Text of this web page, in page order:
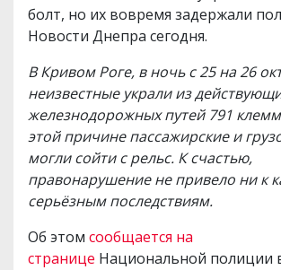
болт, но их вовремя задержали
Новости Днепра сегодня.
В Кривом Роге, в ночь с 25 на 26
неизвестные украли из
железнодорожных путей 791
этой причине пассажирские и
могли сойти с рельс. К счастью,
правонарушение не привело ни к
серьёзным последствиям.
Об этом сообщается на
странице Национальной полиции